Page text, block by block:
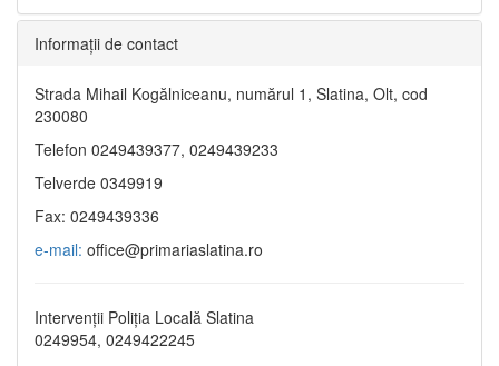
Informaţii de contact
Strada Mihail Kogălniceanu, numărul 1, Slatina, Olt, cod
230080
Telefon 0249439377, 0249439233
Telverde 0349919
Fax: 0249439336
e-mail: office@primariaslatina.ro
Intervenții Poliția Locală Slatina
0249954, 0249422245